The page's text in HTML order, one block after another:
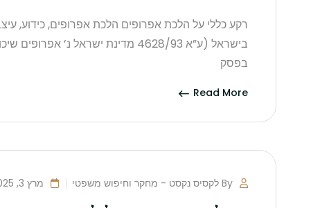
רקע כללי על הלכת אפרופים הלכת אפרופים, כידוע,
בפסק
Read More
By לקסיס נקסט - מחקר וחיפוש משפטי מרץ 3, 2025